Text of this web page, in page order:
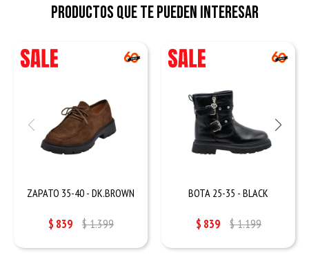
Productos que te pueden interesar
ZAPATO 35-40 - DK.BROWN
$ 839 $1.399
BOTA 25-35 - BLACK
$ 839 $1.199